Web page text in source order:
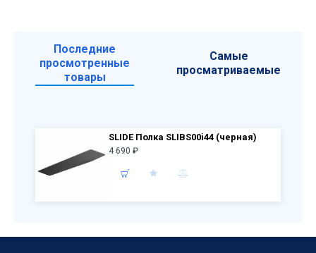
Последние
просмотренные
товары
Самые
просматриваемые
SLIDE Полка SLIBS00i44 (черная)
4 690 ₽